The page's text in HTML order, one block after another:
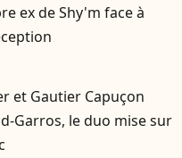
ex de Shy'm face à
et Gautier Capuçon
Garros, le duo mise sur